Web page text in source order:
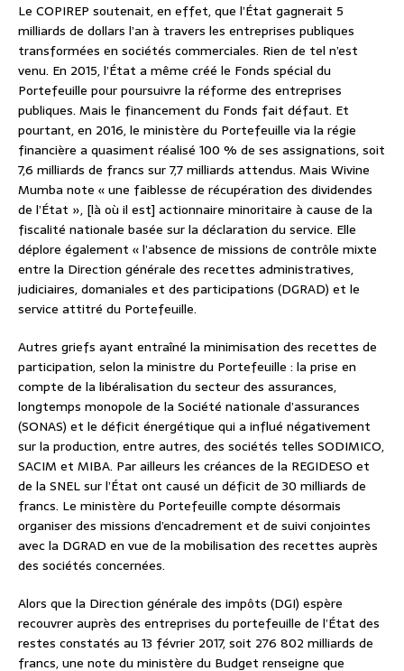
Le COPIREP soutenait, en effet, que l’État gagnerait 5
milliards de dollars l’an à travers les entreprises publiques
transformées en sociétés commerciales. Rien de tel n’est
venu. En 2015, l’État a même créé le Fonds spécial du
Portefeuille pour poursuivre la réforme des entreprises
publiques. Mais le financement du Fonds fait défaut. Et
pourtant, en 2016, le ministère du Portefeuille via la régie
financière a quasiment réalisé 100 % de ses assignations, soit
7,6 milliards de francs sur 7,7 milliards attendus. Mais Wivine
Mumba note « une faiblesse de récupération des dividendes
de l’État », [là où il est] actionnaire minoritaire à cause de la
fiscalité nationale basée sur la déclaration du service. Elle
déplore également « l’absence de missions de contrôle mixte
entre la Direction générale des recettes administratives,
judiciaires, domaniales et des participations (DGRAD) et le
service attitré du Portefeuille.
Autres griefs ayant entraîné la minimisation des recettes de
participation, selon la ministre du Portefeuille : la prise en
compte de la libéralisation du secteur des assurances,
longtemps monopole de la Société nationale d’assurances
(SONAS) et le déficit énergétique qui a influé négativement
sur la production, entre autres, des sociétés telles SODIMICO,
SACIM et MIBA. Par ailleurs les créances de la REGIDESO et
de la SNEL sur l’État ont causé un déficit de 30 milliards de
francs. Le ministère du Portefeuille compte désormais
organiser des missions d’encadrement et de suivi conjointes
avec la DGRAD en vue de la mobilisation des recettes auprès
des sociétés concernées.
Alors que la Direction générale des impôts (DGI) espère
recouvrer auprès des entreprises du portefeuille de l’État des
restes constatés au 13 février 2017, soit 276 802 milliards de
francs, une note du ministère du Budget renseigne que